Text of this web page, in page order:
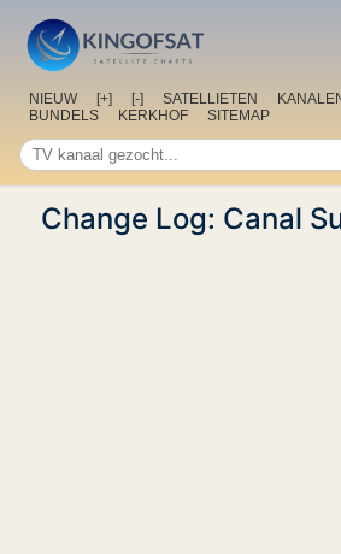
NIEUW [+] [-] SATELLIETEN
BUNDELS
KERKHOF SITEMAP
Change Log: Canal